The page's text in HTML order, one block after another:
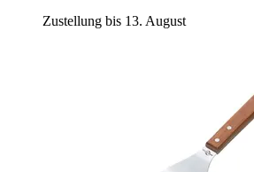
Zustellung bis 13. August